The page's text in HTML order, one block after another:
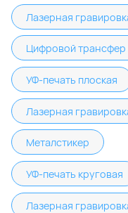
Лазерная
Цифровой трансфер
УФ-печать плоская
Лазерная
Металстикер
УФ-печать круговая
Лазерная